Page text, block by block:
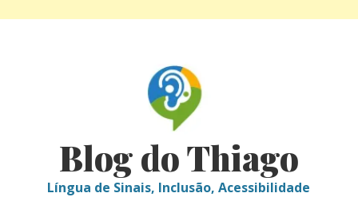
Blog do Thiago
Língua de Sinais, Inclusão, Acessibilidade